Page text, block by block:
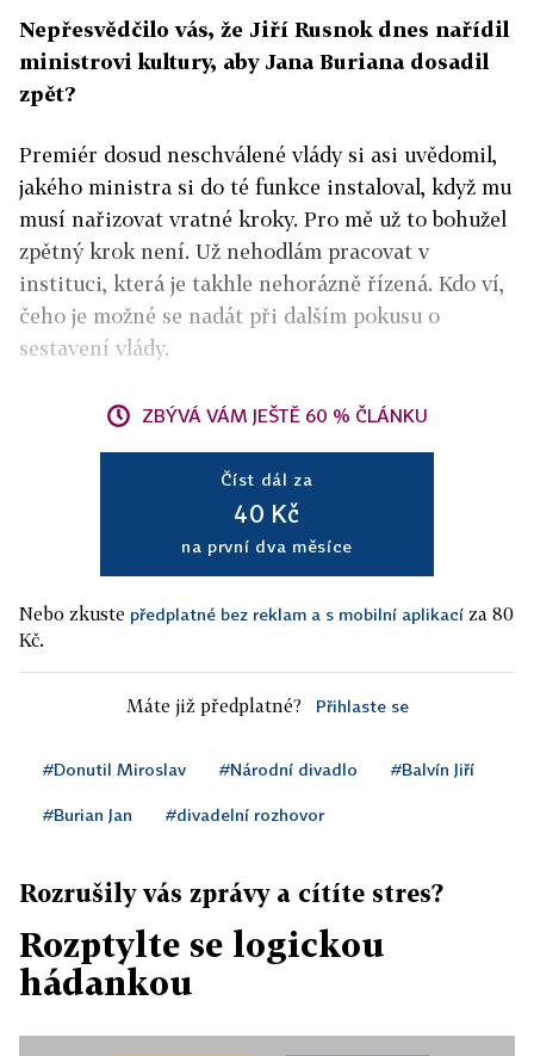
Nepřesvědčilo vás, že Jiří Rusnok dnes nařídil
ministrovi kultury, aby Jana Buriana dosadil
zpět?
Premiér dosud neschválené vlády si asi uvědomil,
jakého ministra si do té funkce instaloval, když mu
musí nařizovat vratné kroky. Pro mě už to bohužel
zpětný krok není. Už nehodlám pracovat v
instituci, která je takhle nehorázně řízená. Kdo ví,
čeho je možné se nadát při dalším pokusu o
sestavení vlády.
ZBÝVÁ VÁM JEŠTĚ 60 % ČLÁNKU
Číst dál za
40 Kč
na první dva měsíce
Nebo zkuste předplatné bez reklam a s mobilní aplikací za 80
Kč.
Máte již předplatné? Přihlaste se
#Donutil Miroslav #Národní divadlo #Balvín Jiří
#Burian Jan #divadelní rozhovor
Rozrušily vás zprávy a cítíte stres?
Rozptylte se logickou
hádankou